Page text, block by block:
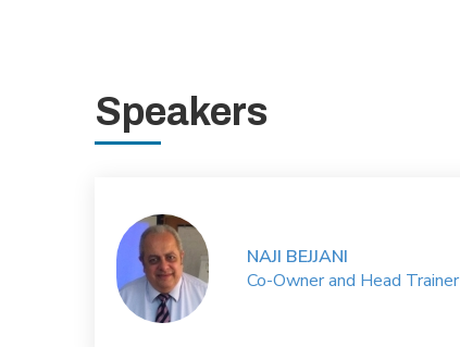
Speakers
NAJI BEJJANI
Co-Owner and Head Trainer